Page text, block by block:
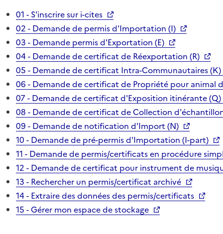
01 - S'inscrire sur i-cites
02 - Demande de permis d'Importation (I)
03 - Demande permis d'Exportation (E)
04 - Demande de certificat de Réexportation (R)
05 - Demande de certificat Intra-Communautaires (K)
06 - Demande de certificat de Propriété pour animal
07 - Demande de certificat d'Exposition itinérante (Q)
08 - Demande de certificat de Collection
09 - Demande de notification d'Import (N)
10 - Demande de pré-permis d'Importation (I-part)
11 - Demande de permis/certificats en procédure
12 - Demande de certificat pour instrument de
13 - Rechercher un permis/certificat archivé
14 - Extraire des données des permis/certificats
15 - Gérer mon espace de stockage